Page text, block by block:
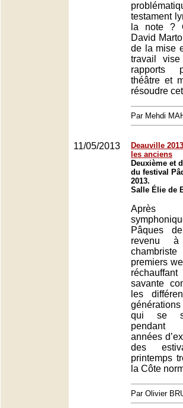
testament
la note ?
David
de la mise
travail
rapports
théâtre et
résoudre
Par Mehdi
11/05/2013
Deauville
les anciens
Deuxième et
du festival
2013.
Salle Élie de
Après
Pâques
revenu
premiers
savante
les
qui se
pendant
années
des
printemps
la Côte
Par Olivier